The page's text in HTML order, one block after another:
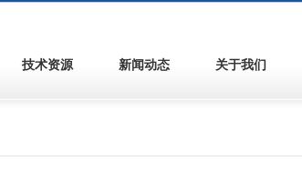
技术资源 新闻动态 关于我们